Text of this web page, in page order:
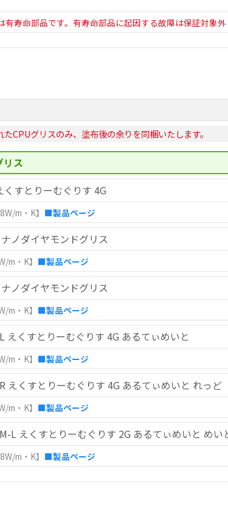
寿命部品です。有寿命部品に起因する故障は保証対象外
グリスのみ、塗布後の余りを同梱いたします。
リス
くすとりーむぐりす 4G
m・K】 ■製品ページ
ノダイヤモンドグリス
m・K】 ■製品ページ
ノダイヤモンドグリス
m・K】 ■製品ページ
えくすとりーむぐりす 4G あるてぃめいと
m・K】 ■製品ページ
えくすとりーむぐりす 4G あるてぃめいと れっど
m・K】 ■製品ページ
L えくすとりーむぐりす 2G あるてぃめいと めい
m・K】 ■製品ページ